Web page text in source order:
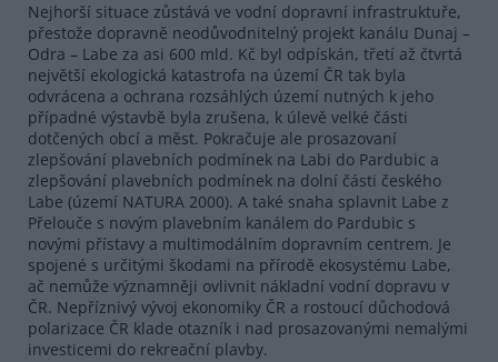
Nejhorší situace zůstává ve vodní dopravní infrastruktuře,
přestože dopravně neodůvodnitelný projekt kanálu Dunaj –
Odra – Labe za asi 600 mld. Kč byl odpískán, třetí až čtvrtá
největší ekologická katastrofa na území ČR tak byla
odvrácena a ochrana rozsáhlých území nutných k jeho
případné výstavbě byla zrušena, k úlevě velké části
dotčených obcí a měst. Pokračuje ale prosazovaní
zlepšování plavebních podmínek na Labi do Pardubic a
zlepšování plavebních podmínek na dolní části českého
Labe (území NATURA 2000). A také snaha splavnit Labe z
Přelouče s novým plavebním kanálem do Pardubic s
novými přístavy a multimodálním dopravním centrem. Je
spojené s určitými škodami na přírodě ekosystému Labe,
ač nemůže významněji ovlivnit nákladní vodní dopravu v
ČR. Nepříznivý vývoj ekonomiky ČR a rostoucí důchodová
polarizace ČR klade otazník i nad prosazovanými nemalými
investicemi do rekreační plavby.